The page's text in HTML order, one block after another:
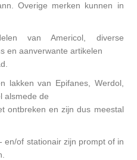
Overige merken kunnen in
van Americol, diverse
en aanverwante artikelen
lakken van Epifanes, Werdol,
alsmede de
ontbreken en zijn dus meestal
en/of stationair zijn prompt of in